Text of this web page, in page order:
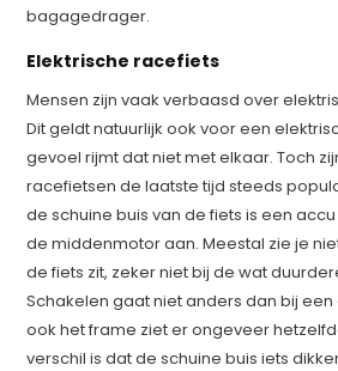
bagagedrager.
Elektrische racefiets
Mensen zijn vaak verbaasd over
Dit geldt natuurlijk ook voor een
gevoel rijmt dat niet met elkaar. Toch
racefietsen de laatste tijd steeds
de schuine buis van de fiets is een
de middenmotor aan. Meestal zie je
de fiets zit, zeker niet bij de wat
Schakelen gaat niet anders dan bij
ook het frame ziet er ongeveer
verschil is dat de schuine buis iets